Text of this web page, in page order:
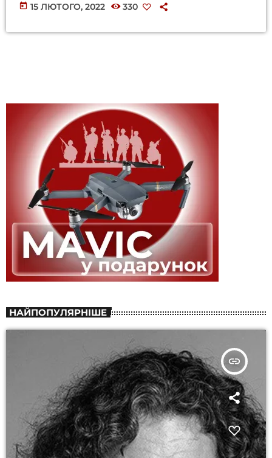
today 15 ЛЮТОГО, 2022 330
НАЙПОПУЛЯРНІШЕ
insert_link